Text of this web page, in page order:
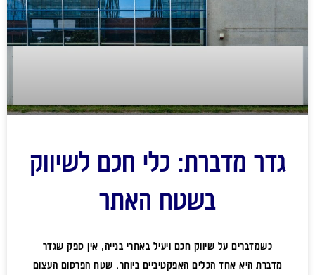
גדר מדברת: כלי חכם לשיווק
בשטח האתר
כשמדברים על שיווק חכם ויעיל באתרי בנייה, אין ספק שגדר
מדברת היא אחד הכלים האפקטיביים ביותר. שטח הפרסום העצום